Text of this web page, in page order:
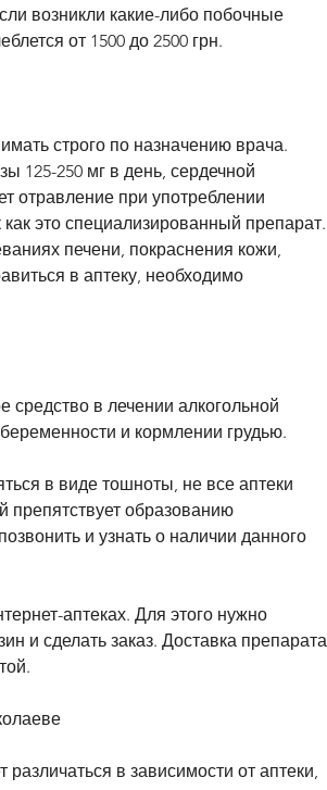
возникли какие-либо побочные
от 1500 до 2500 грн.
строго по назначению врача.
125-250 мг в день, сердечной
отравление при употреблении
это специализированный препарат.
печени, покраснения кожи,
в аптеку, необходимо
в лечении алкогольной
и кормлении грудью.
в виде тошноты, не все аптеки
препятствует образованию
и узнать о наличии данного
аптеках. Для этого нужно
и сделать заказ. Доставка препарата
в зависимости от аптеки,